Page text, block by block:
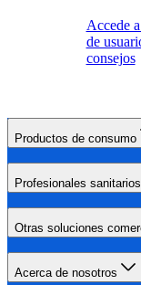
Accede
de
consejos
Productos de consumo
Profesionales sanitarios
Otras soluciones
Acerca de nosotros